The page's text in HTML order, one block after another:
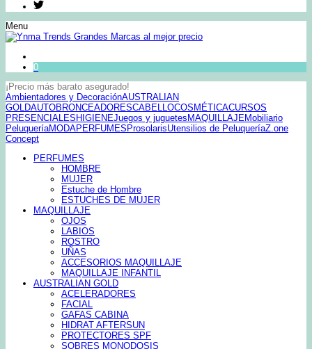
Menu
0
¡Precio más barato asegurado!
Ambientadores y DecoraciónAUSTRALIAN
GOLDAUTOBRONCEADORESCABELLOCOSMÉTICACURSOS
PRESENCIALES HIGIENEJuegos y juguetes MAQUILLAJEMobiliario
PeluqueríaMODAPERFUMES ProsolarisUtensilios de PeluqueríaZ.one
Concept
PERFUMES
HOMBRE
MUJER
Estuche de Hombre
ESTUCHES DE MUJER
MAQUILLAJE
OJOS
LABIOS
ROSTRO
UÑAS
ACCESORIOS MAQUILLAJE
MAQUILLAJE INFANTIL
AUSTRALIAN GOLD
ACELERADORES
FACIAL
GAFAS CABINA
HIDRAT AFTERSUN
PROTECTORES SPF
SOBRES MONODOSIS